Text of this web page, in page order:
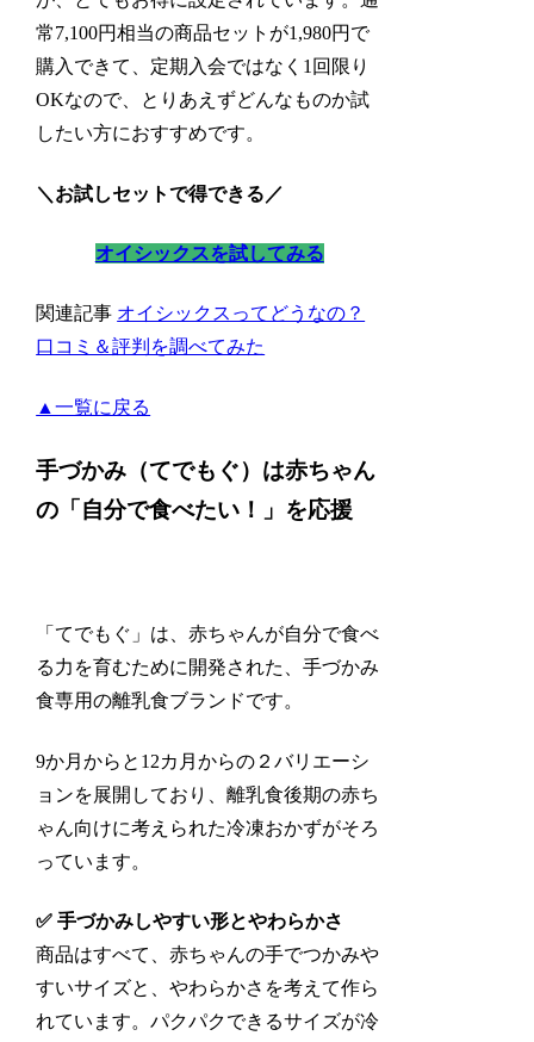
常7,100円相当の商品セットが1,980円で
購入できて、定期入会ではなく1回限り
OKなので、とりあえずどんなものか試
したい方におすすめです。
＼お試しセットで得できる／
オイシックスを試してみる
関連記事 オイシックスってどうなの？
口コミ＆評判を調べてみた
▲一覧に戻る
手づかみ（てでもぐ）は赤ちゃん
の「自分で食べたい！」を応援
「てでもぐ」は、赤ちゃんが自分で食べ
る力を育むために開発された、手づかみ
食専用の離乳食ブランドです。
9か月からと12カ月からの２バリエーシ
ョンを展開しており、離乳食後期の赤ち
ゃん向けに考えられた冷凍おかずがそろ
っています。
✅ 手づかみしやすい形とやわらかさ
商品はすべて、赤ちゃんの手でつかみや
すいサイズと、やわらかさを考えて作ら
れています。パクパクできるサイズが冷